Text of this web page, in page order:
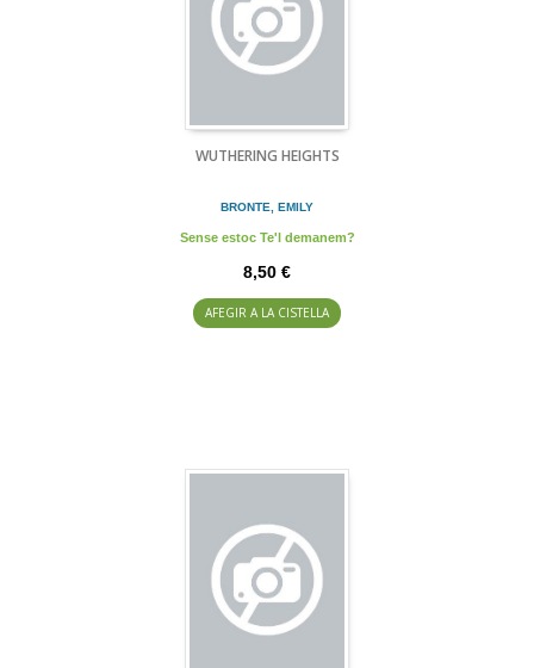
WUTHERING HEIGHTS
BRONTE, EMILY
Sense estoc Te'l demanem?
8,50 €
AFEGIR A LA CISTELLA